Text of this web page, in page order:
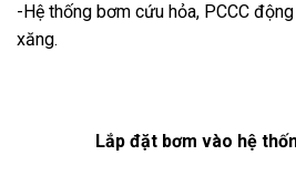
-Hệ thống bơm cứu hỏa, PCCC
xăng.
Lắp đặt bơm vào hệ